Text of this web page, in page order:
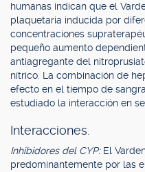
humanas indican que el
plaquetaria inducida por
concentraciones
pequeño aumento
antiagregante del
nítrico. La combinación de
efecto en el tiempo de
estudiado la interacción en
Interacciones.
Inhibidores del CYP: El
predominantemente por las